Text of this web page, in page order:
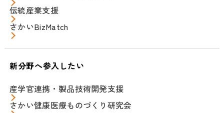
伝統産業支援
さかいBizMatch
新分野へ参入したい
産学官連携・製品技術開発支援
さかい健康医療ものづくり研究会